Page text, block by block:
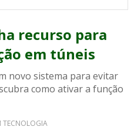
recurso para
em túneis
novo sistema para evitar
como ativar a função